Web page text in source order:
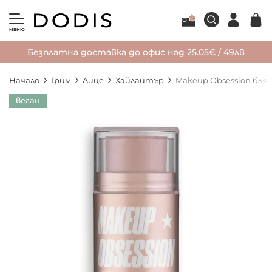
МЕНЮ
Безплатна доставка до офис над 25.05€ / 49лв
Начало Грим Лице Хайлайтър Makeup Obsession
веган
Преминете